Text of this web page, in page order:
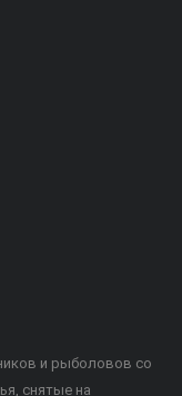
и рыболовов со
снятые на